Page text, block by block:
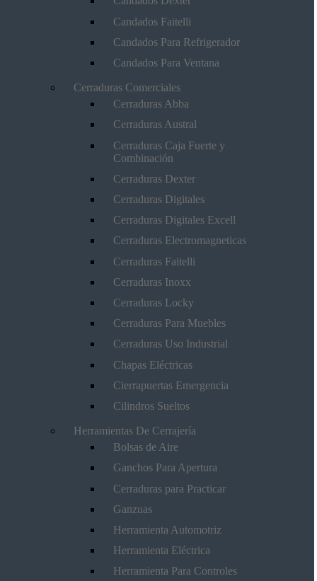
Candados Faitelli
Candados Para Refrigerador
Candados Para Ventana
Cerraduras Comerciales
Cerraduras Abba
Cerraduras Austral
Cerraduras Caja Fuerte y
Combinación
Cerraduras Dexter
Cerraduras Digitales
Cerraduras Digitales Excell
Cerraduras Electromagneticas
Cerraduras Faitelli
Cerraduras Inoxx
Cerraduras Locky
Cerraduras Para Muebles
Cerraduras Uso Industrial
Chapas Eléctricas
Cierrapuertas Emergencia
Cilindros Sueltos
Herramientas De Cerrajería
Bolsas de Aire
Ganchos Para Apertura
Cerraduras para Practicar
Ganzuas
Herramienta Automotriz
Herramienta Eléctrica
Herramienta Para Controles